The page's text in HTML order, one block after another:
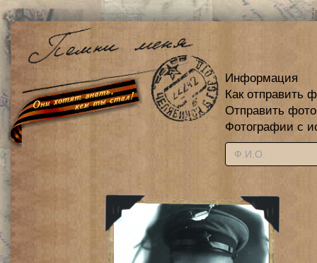
Информация
Как отправить
Отправить
Фотографии с